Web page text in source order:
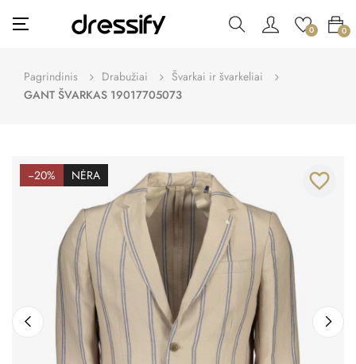
Toggle
navigation
☰ 0 0
Pagrindinis Drabužiai
Švarkai ir švarkeliai
GANT ŠVARKAS 19017705073
−20% NĖRA favorite_border